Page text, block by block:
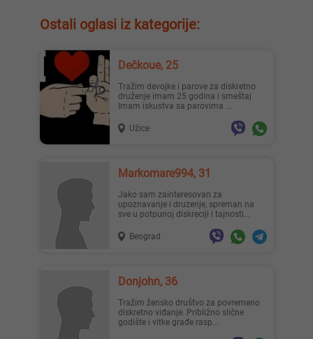
Ostali oglasi iz kategorije:
Dečkoue, 25
Tražim devojke i parove za diskretno
druženje imam 25 godina i smeštaj
Imam iskustva sa parovima ...
Užice
Markomare994, 31
Jako sam zainteresovan za
upoznavanje i druzenje, spreman na
sve u potpunoj diskreciji i tajnosti...
Beograd
Donjohn, 36
Tražim žensko društvo za povremeno
diskretno viđanje. Približno slične
godište i vitke građe rasp...